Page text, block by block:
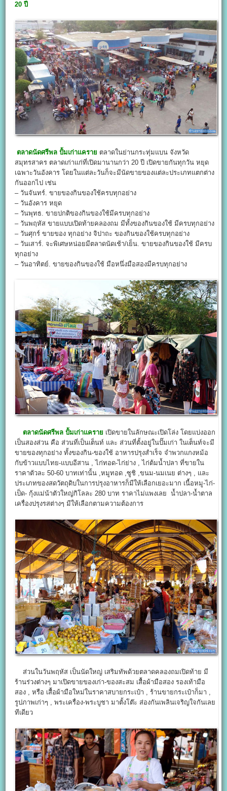
20ปี
ตลาดนัดศรีพล ปั้มเก่าแคราย ตลาดในย่านกระทุ่มแบน จังหวัด
สมุทรสาคร ตลาดเก่าแก่ที่เปิดมานานกว่า 20 ปี เปิดขายกันทุกวัน หยุด
เฉพาะวันอังคาร โดยในแต่ละวันก็จะมีนัดขายของแต่ละประเภทแตกต่าง
กันออกไป เช่น
– วันจันทร์. ขายของกินของใช้ครบทุกอย่าง
– วันอังคาร หยุด
– วันพุทธ. ขายปกติของกินของใช้มีครบทุกอย่าง
– วันพฤหัส ขายแบบเปิดท้ายคลองถม มีทั้งของกินของใช้ มีครบทุกอย่าง
– วันศุกร์ ขายของ ทุกอย่าง จิปาถะ ของกินของใช้ครบทุกอย่าง
– วันเสาร์. จะพิเศษหน่อยมีตลาดนัดเช้า/เย็น. ขายของกินของใช้ มีครบ
ทุกอย่าง
– วันอาทิตย์. ขายของกินของใช้ มือหนึ่งมือสองมีครบทุกอย่าง
ตลาดนัดศรีพล ปั้มเก่าแคราย เปิดขายในลักษณะเปิดโล่ง โดยแบ่งออก
เป็นสองส่วน คือ ส่วนที่เป็นเต็นท์ และ ส่วนที่ตั้งอยู่ในปั๊มเก่า ในเต็นท์จะมี
ขายของทุกอย่าง ทั้งของกิน-ของใช้ อาหารปรุงสำเร็จ จำพวกแกงหม้อ
กับข้าวแบบไทย-แบบอีสาน , ไก่ทอด-ไก่ย่าง , ไก่ต้มน้ำปลา ที่ขายใน
ราคาตัวละ 50-60 บาทเท่านั้น ,หมูทอด ,ซูชิ ,ขนม-นมเนย ต่างๆ , และ
ประเภทของสดวัตถุดิบในการปรุงอาหารก็มีให้เลือกเยอะมาก เนื้อหมู-ไก่-
เป็ด- กุ้งแม่น้าตัวใหญ่กิโลละ 280 บาท ราคาไม่แพงเลย น้ำปลา-น้ำตาล
เครื่องปรุงรสต่างๆ มีให้เลือกตามความต้องการ
ส่วนในวันพฤหัส เป็นนัดใหญ่ เสริมทัพด้วยตลาดคลองถมเปิดท้าย มี
ร้านร่วงต่างๆ มาเปิดขายของเก่า-ของสะสม เสื้อผ้ามือสอง รองเท้ามือ
สอง , หรือ เสื้อผ้ามือใหม่ในราคาสบายกระเป๋า , ร้านขายกระเป๋าก็มา ,
รูปภาพเก่าๆ , พระเครื่อง-พระบูชา มาตั้งโต๊ะ ส่องกันเพลินเจริญใจกันเลย
ทีเดียว